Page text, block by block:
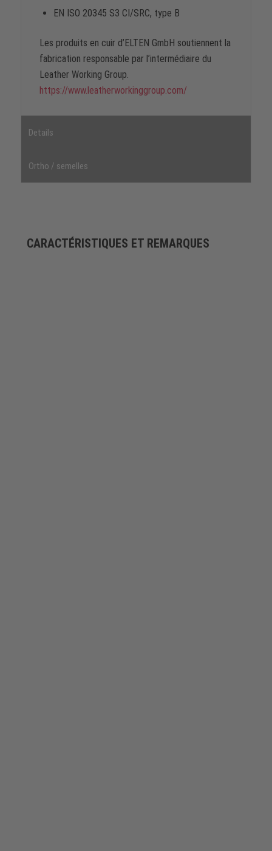
EN ISO 20345 S3 CI/SRC, type B
Les produits en cuir d’ELTEN GmbH soutiennent la
fabrication responsable par l’intermédiaire du
Leather Working Group.
https://www.leatherworkinggroup.com/
Details
Ortho / semelles
CARACTÉRISTIQUES ET REMARQUES